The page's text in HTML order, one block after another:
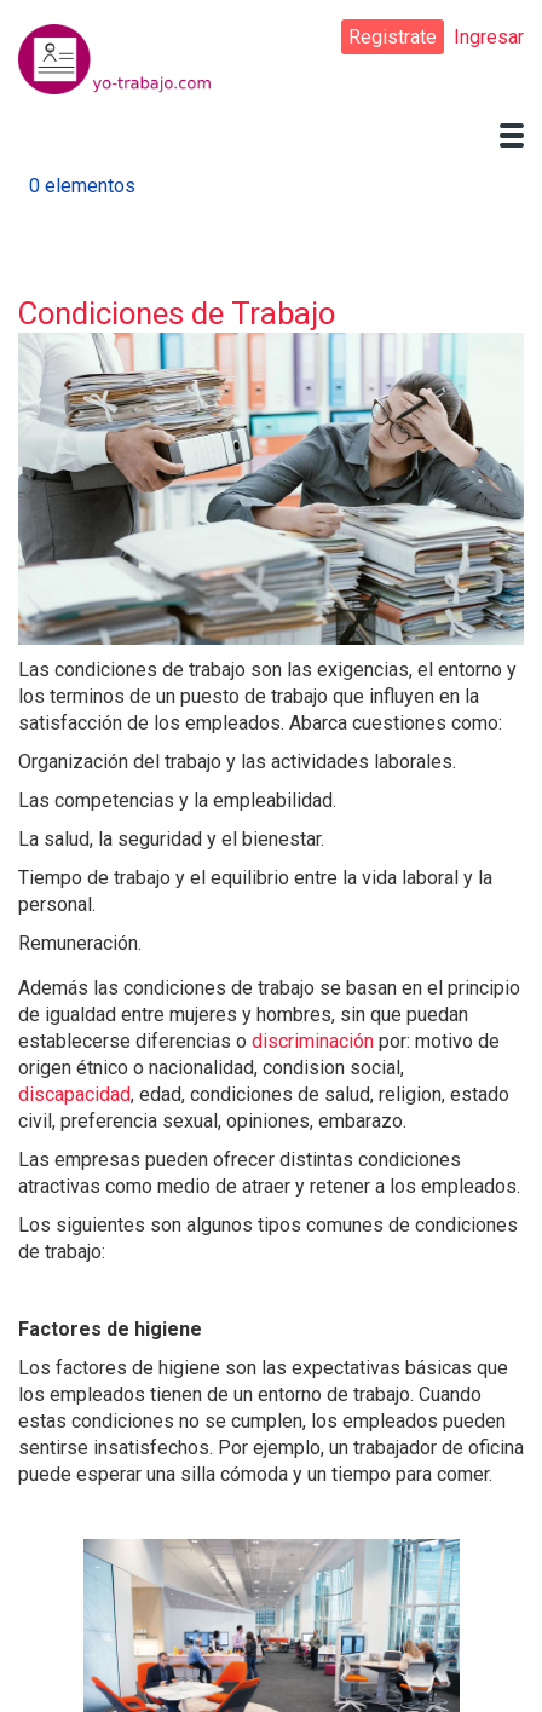
Pasar
contenido
Registrate Ingresar
0 elementos
Condiciones de Trabajo
Las condiciones de trabajo son las exigencias, el entorno y
los terminos de un puesto de trabajo que influyen en la
satisfacción de los empleados. Abarca cuestiones como:
Organización del trabajo y las actividades laborales.
Las competencias y la empleabilidad.
La salud, la seguridad y el bienestar.
Tiempo de trabajo y el equilibrio entre la vida laboral y la
personal.
Remuneración.
Además las condiciones de trabajo se basan en el principio
de igualdad entre mujeres y hombres, sin que puedan
establecerse diferencias o discriminación por: motivo de
origen étnico o nacionalidad, condision social,
discapacidad, edad, condiciones de salud, religion, estado
civil, preferencia sexual, opiniones, embarazo.
Las empresas pueden ofrecer distintas condiciones
atractivas como medio de atraer y retener a los empleados.
Los siguientes son algunos tipos comunes de condiciones
de trabajo:
Factores de higiene
Los factores de higiene son las expectativas básicas que
los empleados tienen de un entorno de trabajo. Cuando
estas condiciones no se cumplen, los empleados pueden
sentirse insatisfechos. Por ejemplo, un trabajador de oficina
puede esperar una silla cómoda y un tiempo para comer.